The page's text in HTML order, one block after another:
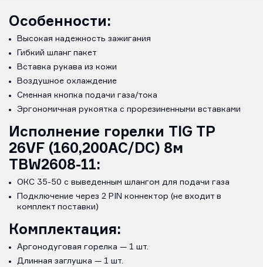
Особенности:
Высокая надежность зажигания
Гибкий шланг пакет
Вставка рукава из кожи
Воздушное охлаждение
Сменная кнопка подачи газа/тока
Эргономичная рукоятка с прорезиненными вставками
Исполнение горелки TIG TP
26VF (160,200AC/DC) 8м
TBW2608-11:
ОКС 35-50 с выведенным шлангом для подачи газа
Подключение через 2 PIN коннектор (не входит в
комплект поставки)
Комплектация:
Аргонодуговая горелка — 1 шт.
Длинная заглушка — 1 шт.